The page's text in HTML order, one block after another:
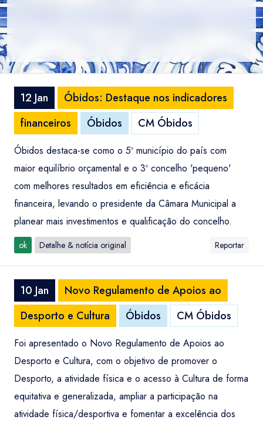
12 Jan
Óbidos: Destaque nos indicadores
financeiros
Óbidos CM Óbidos
Óbidos destaca-se como o 5º município do país com
maior equilíbrio orçamental e o 3º concelho 'pequeno'
com melhores resultados em eficiência e eficácia
financeira, levando o presidente da Câmara Municipal a
planear mais investimentos e qualificação do concelho.
ok Detalhe & notícia original Reportar
10 Jan
Novo Regulamento de Apoios ao
Desporto e Cultura
Óbidos CM Óbidos
Foi apresentado o Novo Regulamento de Apoios ao
Desporto e Cultura, com o objetivo de promover o
Desporto, a atividade física e o acesso à Cultura de forma
equitativa e generalizada, ampliar a participação na
atividade física/desportiva e fomentar a excelência dos